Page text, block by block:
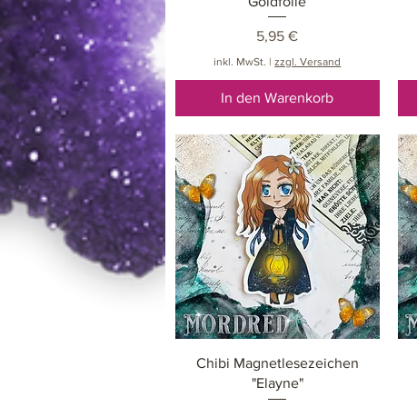
Preis
5,95 €
inkl. MwSt. |zzgl. Versand
In den Warenkorb
Schnellansicht
Chibi Magnetlesezeichen
"Elayne"